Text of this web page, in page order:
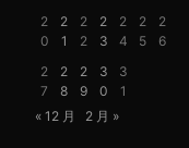
2
0
2
1
2
2
2
3
2
4
2
5
2
6
2
7
2
8
2
9
3
0
3
1
« 12 月
2 月 »